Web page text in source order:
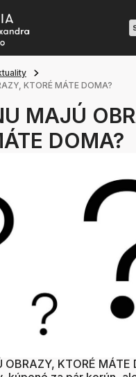
KTORÉ MÁTE DOMA?
MAJÚ
DOMA?
OBRAZY, KTORÉ MÁTE